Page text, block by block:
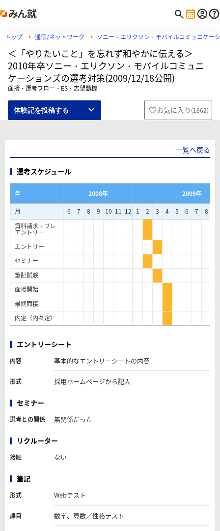
トップ 通信/ネットワーク ソニー・エリクソン・モバイルコミュニケー
＜「やりたいこと」を忘れず和やかに伝える＞
2010年卒ソニー・エリクソン・モバイルコミュニ
ケーションズの選考対策(2009/12/18公開)
面接・選考フロー・ES・志望動機
体験記を投稿する お気に入り (1862)
一覧へ戻る
選考スケジュール
年 2008年
2009年
月
6 7 8 9 10 11 12 1 2 3 4 5 6 7 8
資料請求・プレ
エントリー
エントリー
セミナー
筆記試験
面接開始
最終面接
内定（内々定）
エントリーシート
内容 基本的なエントリーシートの内容
形式 採用ホームページから記入
セミナー
選考との関係 無関係だった
リクルーター
接触 ない
筆記
形式 Webテスト
課目 数学、算数／性格テスト